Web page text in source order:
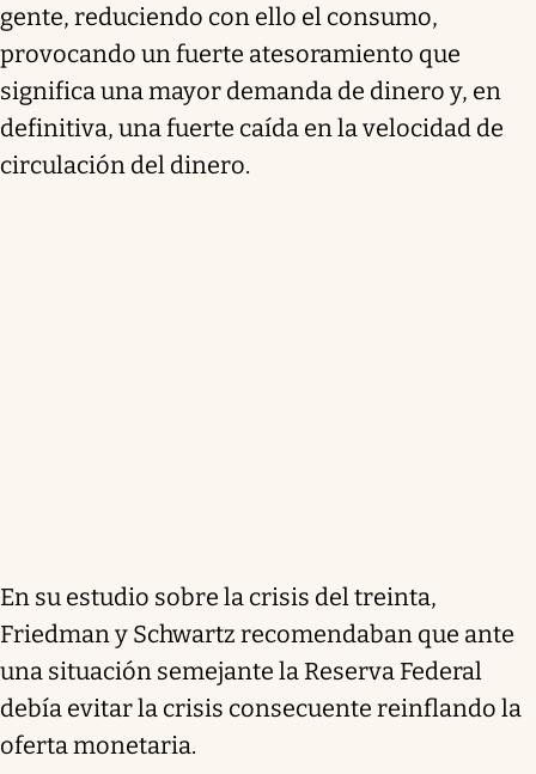
gente, reduciendo con ello el consumo,
provocando un fuerte atesoramiento que
significa una mayor demanda de dinero y, en
definitiva, una fuerte caída en la velocidad de
circulación del dinero.
En su estudio sobre la crisis del treinta,
Friedman y Schwartz recomendaban que ante
una situación semejante la Reserva Federal
debía evitar la crisis consecuente reinflando la
oferta monetaria.